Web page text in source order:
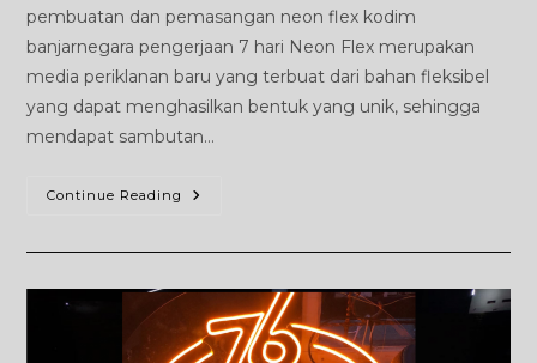
pembuatan dan pemasangan neon flex kodim
banjarnegara pengerjaan 7 hari Neon Flex merupakan
media periklanan baru yang terbuat dari bahan fleksibel
yang dapat menghasilkan bentuk yang unik, sehingga
mendapat sambutan…
Continue Reading Pembuatan
Neon
Banjarnegara